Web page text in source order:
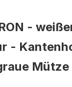
-
-
Mütze